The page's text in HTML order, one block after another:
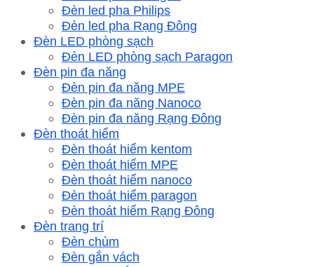
Đèn led pha Philips
Đèn led pha Rạng Đông
Đèn LED phòng sạch
Đèn LED phòng sạch Paragon
Đèn pin đa năng
Đèn pin đa năng MPE
Đèn pin đa năng Nanoco
Đèn pin đa năng Rạng Đông
Đèn thoát hiểm
Đèn thoát hiểm kentom
Đèn thoát hiểm MPE
Đèn thoát hiểm nanoco
Đèn thoát hiểm paragon
Đèn thoát hiểm Rạng Đông
Đèn trang trí
Đèn chùm
Đèn gắn vách